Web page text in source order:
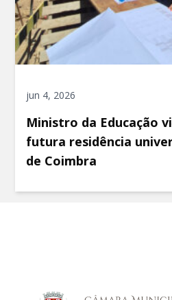
jun 4, 2026
Ministro da Educação
futura residência
de Coimbra